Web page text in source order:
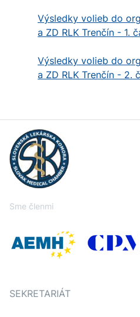
Výsledky volieb do
a ZD RLK Trenčín - 1.
Výsledky volieb do
a ZD RLK Trenčín - 2.
Sme členmi
SEKRETARIÁT